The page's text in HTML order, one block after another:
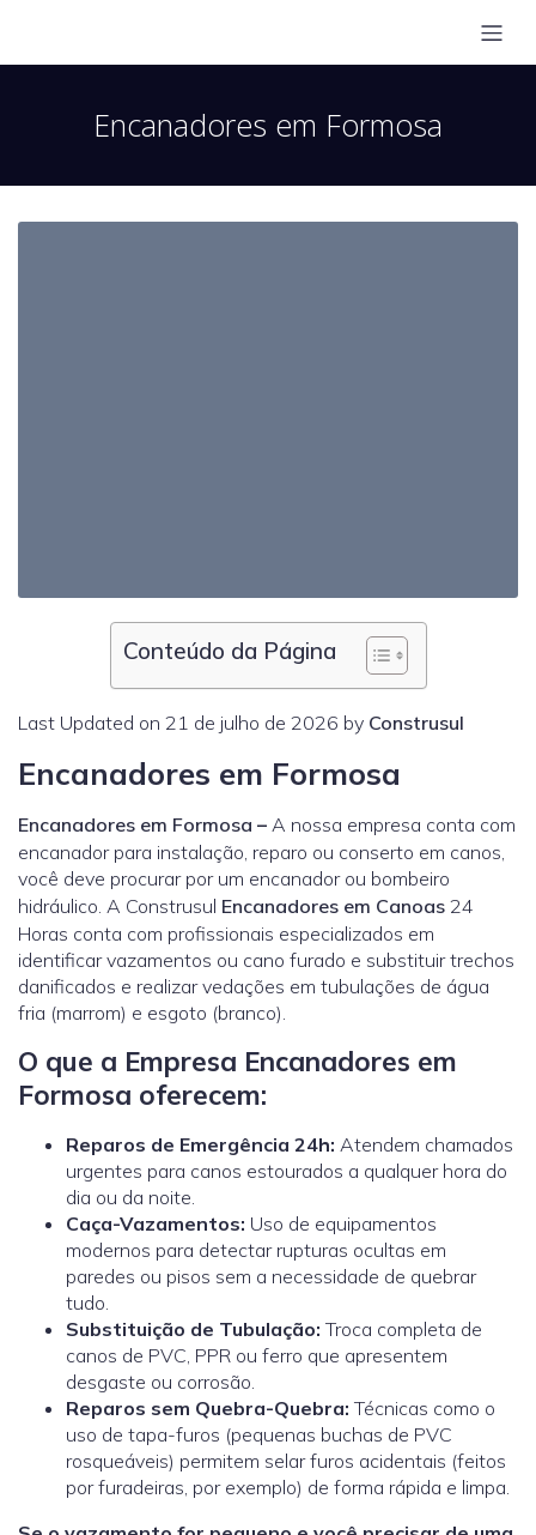
Encanadores em Formosa
Conteúdo da Página
Last Updated on 21 de julho de 2026 by Construsul
Encanadores em Formosa
Encanadores em Formosa – A nossa empresa conta com
encanador para instalação, reparo ou conserto em canos,
você deve procurar por um encanador ou bombeiro
hidráulico. A Construsul Encanadores em Canoas 24
Horas conta com profissionais especializados em
identificar vazamentos ou cano furado e substituir trechos
danificados e realizar vedações em tubulações de água
fria (marrom) e esgoto (branco).
O que a Empresa Encanadores em
Formosa oferecem:
Reparos de Emergência 24h: Atendem chamados
urgentes para canos estourados a qualquer hora do
dia ou da noite.
Caça-Vazamentos: Uso de equipamentos
modernos para detectar rupturas ocultas em
paredes ou pisos sem a necessidade de quebrar
tudo.
Substituição de Tubulação: Troca completa de
canos de PVC, PPR ou ferro que apresentem
desgaste ou corrosão.
Reparos sem Quebra-Quebra: Técnicas como o
uso de tapa-furos (pequenas buchas de PVC
rosqueáveis) permitem selar furos acidentais (feitos
por furadeiras, por exemplo) de forma rápida e limpa.